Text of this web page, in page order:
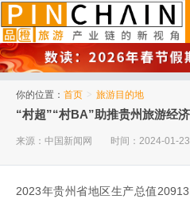
你的位置： 首页 > 旅游目的地
“村超”“村BA”助推贵州旅游经
来源：中国新闻网 时间：2024-01-23
2023年贵州省地区生产总值